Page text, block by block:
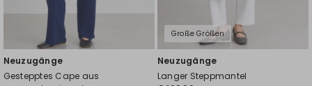
Neuzugänge
Gestepptes Cape aus
Große Größen
Neuzugänge
Langer Steppmantel